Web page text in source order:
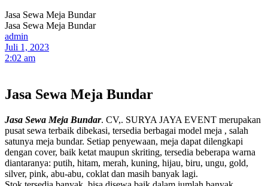
Jasa Sewa Meja Bundar
Jasa Sewa Meja Bundar
admin
Juli 1, 2023
2:02 am
Jasa Sewa Meja Bundar
Jasa Sewa Meja Bundar. CV,. SURYA JAYA EVENT merupakan
pusat sewa terbaik dibekasi, tersedia berbagai model meja , salah
satunya meja bundar. Setiap penyewaan, meja dapat dilengkapi
dengan cover, baik ketat maupun skriting, tersedia beberapa warna
diantaranya: putih, hitam, merah, kuning, hijau, biru, ungu, gold,
silver, pink, abu-abu, coklat dan masih banyak lagi.